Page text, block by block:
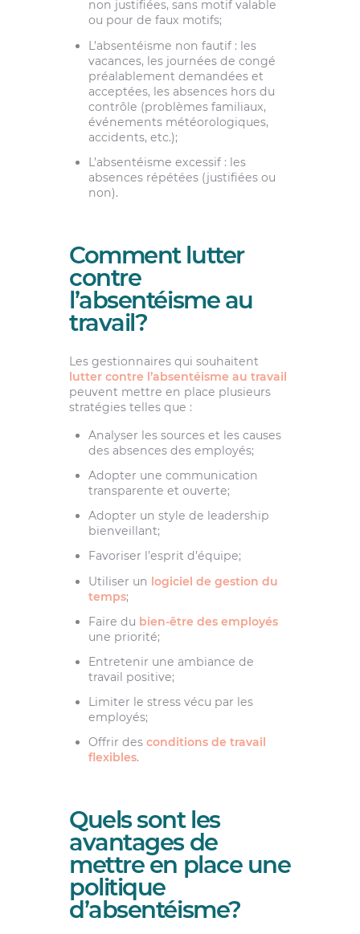
non justifiées, sans motif valable
ou pour de faux motifs;
L’absentéisme non fautif : les
vacances, les journées de congé
préalablement demandées et
acceptées, les absences hors du
contrôle (problèmes familiaux,
événements météorologiques,
accidents, etc.);
L’absentéisme excessif : les
absences répétées (justifiées ou
non).
Comment lutter
contre
l’absentéisme au
travail?
Les gestionnaires qui souhaitent
lutter contre l’absentéisme au travail
peuvent mettre en place plusieurs
stratégies telles que :
Analyser les sources et les causes
des absences des employés;
Adopter une communication
transparente et ouverte;
Adopter un style de leadership
bienveillant;
Favoriser l’esprit d’équipe;
Utiliser un logiciel de gestion du
temps;
Faire du bien-être des employés
une priorité;
Entretenir une ambiance de
travail positive;
Limiter le stress vécu par les
employés;
Offrir des conditions de travail
flexibles.
Quels sont les
avantages de
mettre en place une
politique
d’absentéisme?